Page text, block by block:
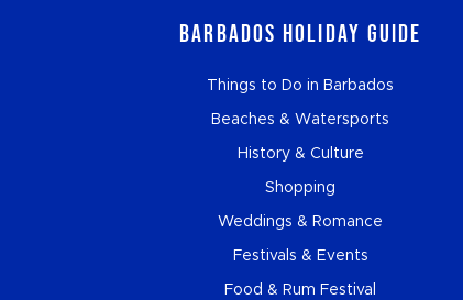
Barbados Holiday Guide
Things to Do in Barbados
Beaches & Watersports
History & Culture
Shopping
Weddings & Romance
Festivals & Events
Food & Rum Festival